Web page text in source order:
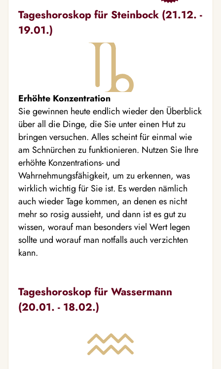
Tageshoroskop für Steinbock (21.12. -
19.01.)
Erhöhte Konzentration
Sie gewinnen heute endlich wieder den Überblick
über all die Dinge, die Sie unter einen Hut zu
bringen versuchen. Alles scheint für einmal wie
am Schnürchen zu funktionieren. Nutzen Sie Ihre
erhöhte Konzentrations- und
Wahrnehmungsfähigkeit, um zu erkennen, was
wirklich wichtig für Sie ist. Es werden nämlich
auch wieder Tage kommen, an denen es nicht
mehr so rosig aussieht, und dann ist es gut zu
wissen, worauf man besonders viel Wert legen
sollte und worauf man notfalls auch verzichten
kann.
Tageshoroskop für Wassermann
(20.01. - 18.02.)